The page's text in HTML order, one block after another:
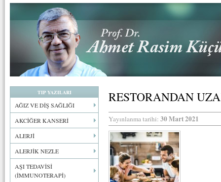
TIP YAZILARI
AĞIZ VE DİŞ SAĞLIĞI
AKCİĞER KANSERİ
ALERJİ
ALERJİK NEZLE
AŞI TEDAVİSİ
(İMMUNOTERAPİ)
RESTORANDAN
Yayınlanma tarihi: 30 Mart 2021